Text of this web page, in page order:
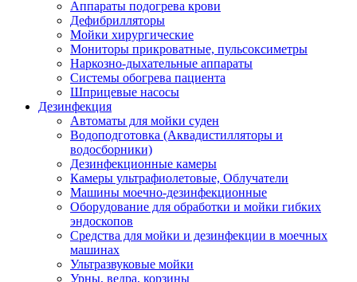
Аппараты подогрева крови
Дефибрилляторы
Мойки хирургические
Мониторы прикроватные, пульсоксиметры
Наркозно-дыхательные аппараты
Системы обогрева пациента
Шприцевые насосы
Дезинфекция
Автоматы для мойки суден
Водоподготовка (Аквадистилляторы и
водосборники)
Дезинфекционные камеры
Камеры ультрафиолетовые, Облучатели
Машины моечно-дезинфекционные
Оборудование для обработки и мойки гибких
эндоскопов
Средства для мойки и дезинфекции в моечных
машинах
Ультразвуковые мойки
Урны, ведра, корзины